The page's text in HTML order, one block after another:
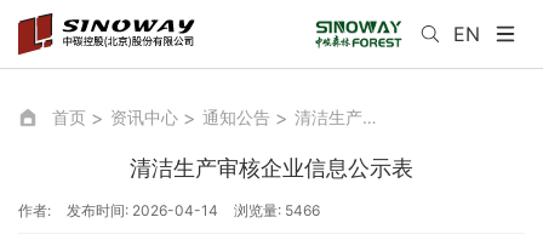
EN
首页 资讯中心 通知公告 清洁生产审核企业信息公示表
清洁生产审核企业信息公示表
作者: 发布时间: 2026-04-14 浏览量: 5466